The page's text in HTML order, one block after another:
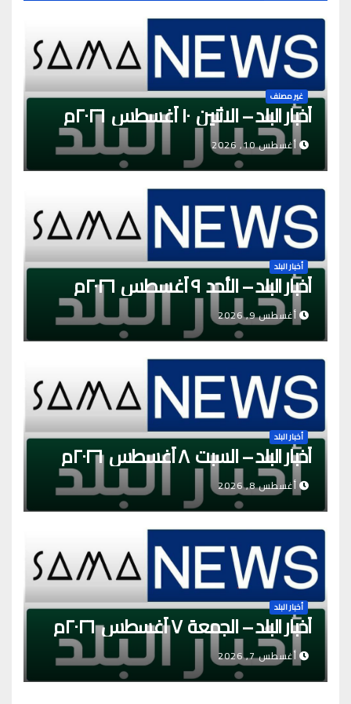
غير مصنف
أخبار البلد – الاثنين ١٠ أغسطس ٢٠٢٦م
أغسطس 10, 2026
أخبار البلد
أخبار البلد – الأحد ٩ أغسطس ٢٠٢٦م
أغسطس 9, 2026
أخبار البلد
أخبار البلد – السبت ٨ أغسطس ٢٠٢٦م
أغسطس 8, 2026
أخبار البلد
أخبار البلد – الجمعة ٧ أغسطس ٢٠٢٦م
أغسطس 7, 2026